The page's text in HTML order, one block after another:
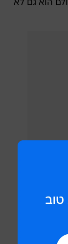
על הבחירות ב-2016 - אולם הוא גם לא
כי הוא
בנושא